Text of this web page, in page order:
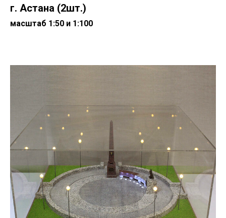
г. Астана (2шт.)
масштаб 1:50 и 1:100